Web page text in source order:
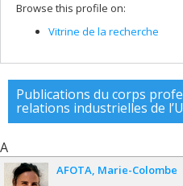
Browse this profile on:
Vitrine de la recherche
Publications du corps
relations industrielles de
A
AFOTA Marie-Colombe